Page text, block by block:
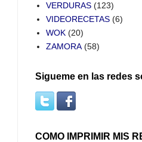
VERDURAS (123)
VIDEORECETAS (6)
WOK (20)
ZAMORA (58)
Sigueme en las redes
COMO IMPRIMIR MIS